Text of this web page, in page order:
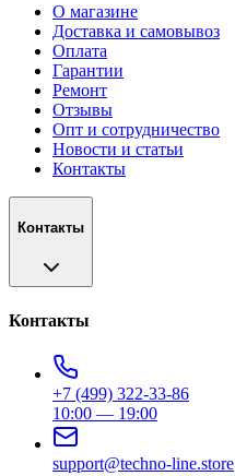
О магазине
Доставка и самовывоз
Оплата
Гарантии
Ремонт
Отзывы
Опт и сотрудничество
Новости и статьи
Контакты
Контакты
Контакты
+7 (499) 322-33-86
10:00 — 19:00
support@techno-line.store